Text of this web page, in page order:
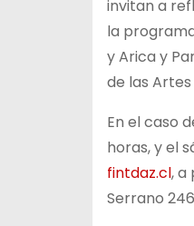
invitan a
la
y Arica y
de las
En el caso
horas, y el
fintdaz.cl, a
Serrano